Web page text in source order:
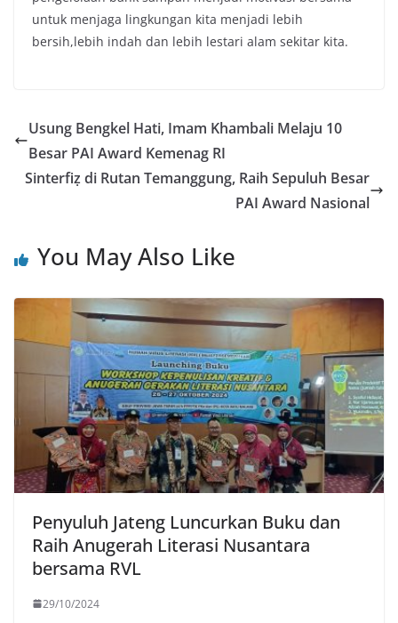
untuk menjaga lingkungan kita menjadi lebih
bersih,lebih indah dan lebih lestari alam sekitar kita.
Usung Bengkel Hati, Imam Khambali Melaju 10
Besar PAI Award Kemenag RI
Sinterfiẓ di Rutan Temanggung, Raih Sepuluh Besar
PAI Award Nasional
You May Also Like
Penyuluh Jateng Luncurkan Buku dan
Raih Anugerah Literasi Nusantara
bersama RVL
29/10/2024